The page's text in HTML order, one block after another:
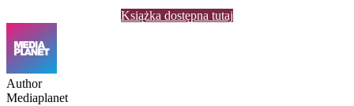
Książka dostępna tutaj
Author
Mediaplanet